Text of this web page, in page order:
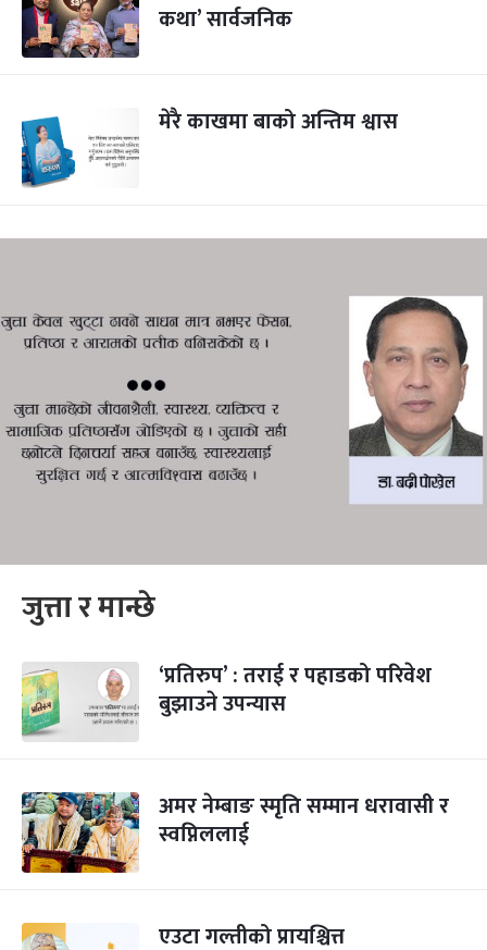
कथा’ सार्वजनिक
मेरै काखमा बाको अन्तिम श्वास
जुत्ता र मान्छे
‘प्रतिरुप’ : तराई र पहाडको परिवेश
बुझाउने उपन्यास
अमर नेम्बाङ स्मृति सम्मान धरावासी र
स्वप्निललाई
एउटा गल्तीको प्रायश्चित्त